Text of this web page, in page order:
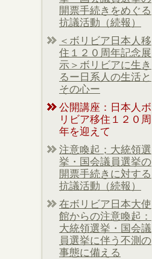
開票手続きをめぐる
抗議活動（続報）
＜ボリビア日本人移
住１２０周年記念展
示＞ボリビアに生き
るー日系人の生活と
その心ー
公開講座：日本人ボ
リビア移住１２０周
年を迎えて
注意喚起；大統領選
挙・国会議員選挙の
開票手続きに対する
抗議活動（続報）
在ボリビア日本大使
館からの注意喚起：
大統領選挙・国会議
員選挙に伴う不測の
事態に備える